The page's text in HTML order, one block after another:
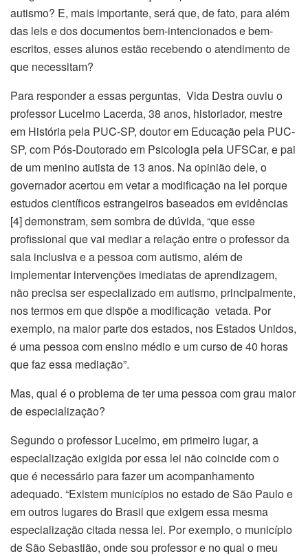
autismo? E, mais importante, será que, de fato, para além
das leis e dos documentos bem-intencionados e bem-
escritos, esses alunos estão recebendo o atendimento de
que necessitam?
Para responder a essas perguntas, Vida Destra ouviu o
professor Lucelmo Lacerda, 38 anos, historiador, mestre
em História pela PUC-SP, doutor em Educação pela PUC-
SP, com Pós-Doutorado em Psicologia pela UFSCar, e pai
de um menino autista de 13 anos. Na opinião dele, o
governador acertou em vetar a modificação na lei porque
estudos científicos estrangeiros baseados em evidências
[4] demonstram, sem sombra de dúvida, “que esse
profissional que vai mediar a relação entre o professor da
sala inclusiva e a pessoa com autismo, além de
implementar intervenções imediatas de aprendizagem,
não precisa ser especializado em autismo, principalmente,
nos termos em que dispõe a modificação vetada. Por
exemplo, na maior parte dos estados, nos Estados Unidos,
é uma pessoa com ensino médio e um curso de 40 horas
que faz essa mediação”.
Mas, qual é o problema de ter uma pessoa com grau maior
de especialização?
Segundo o professor Lucelmo, em primeiro lugar, a
especialização exigida por essa lei não coincide com o
que é necessário para fazer um acompanhamento
adequado. “Existem municípios no estado de São Paulo e
em outros lugares do Brasil que exigem essa mesma
especialização citada nessa lei. Por exemplo, o município
de São Sebastião, onde sou professor e no qual o meu